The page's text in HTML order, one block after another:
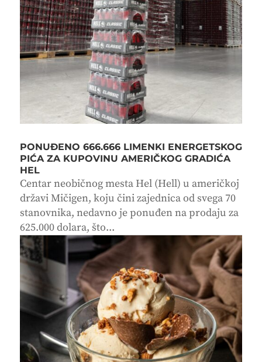
PONUĐENO 666.666 LIMENKI ENERGETSKOG
PIĆA ZA KUPOVINU AMERIČKOG GRADIĆA
HEL
Centar neobičnog mesta Hel (Hell) u američkoj
državi Mičigen, koju čini zajednica od svega 70
stanovnika, nedavno je ponuđen na prodaju za
625.000 dolara, što...